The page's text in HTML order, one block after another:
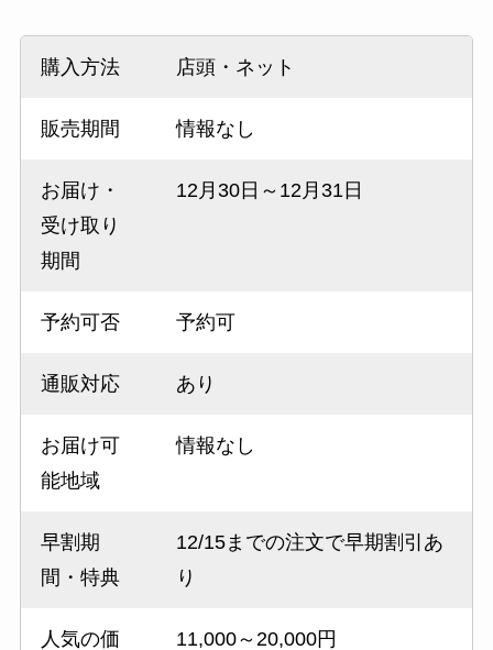
購入方法 店頭・ネット
販売期間 情報なし
お届け・
受け取り
期間
12月30日～12月31日
予約可否 予約可
通販対応 あり
お届け可
能地域
情報なし
早割期
間・特典
12/15までの注文で早期割引あ
り
人気の価
11,000～20,000円